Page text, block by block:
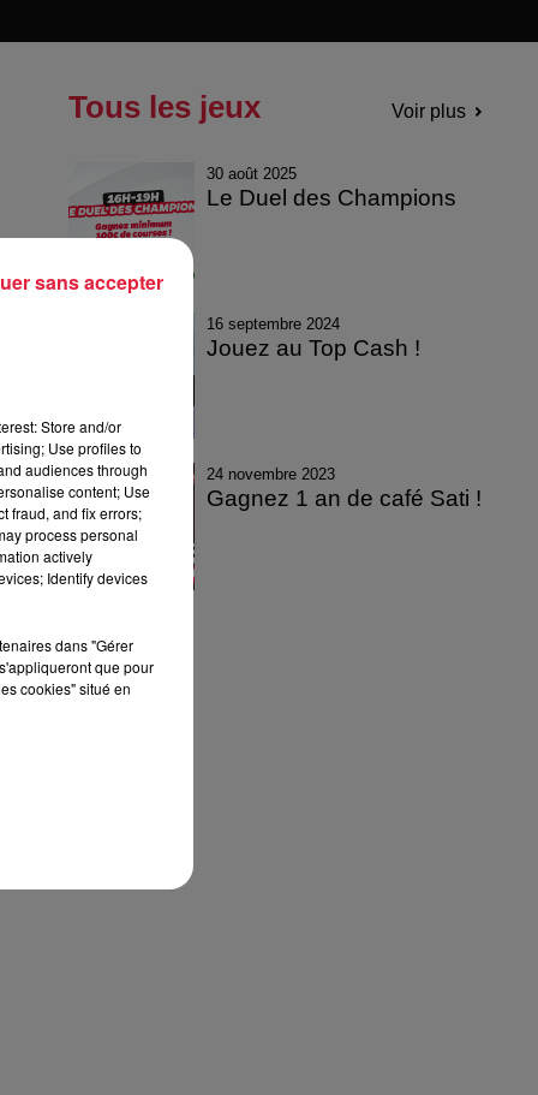
Tous les jeux Voir plus
30 août 2025
Le Duel des Champions
16 septembre 2024
Jouez au Top Cash !
24 novembre 2023
Gagnez 1 an de café Sati !
Store and/or
Use profiles to
audiences through
content; Use
fraud, and fix errors;
process personal
actively
Identify devices
dans "Gérer
que pour
cookies" situé en
sans accepter